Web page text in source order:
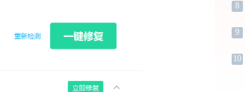
8
9
10